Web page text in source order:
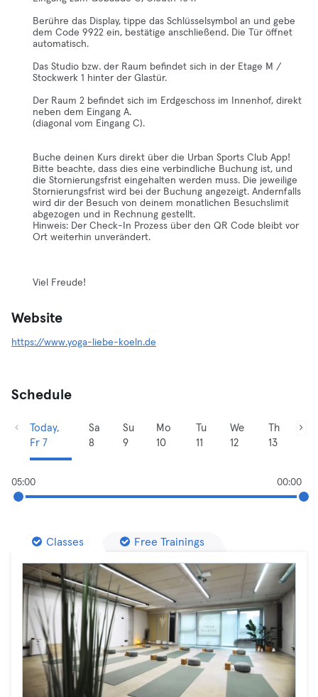
Berühre das Display, tippe das Schlüsselsymbol an und gebe
dem Code 9922 ein, bestätige anschließend. Die Tür öffnet
automatisch.
Das Studio bzw. der Raum befindet sich in der Etage M /
Stockwerk 1 hinter der Glastür.
Der Raum 2 befindet sich im Erdgeschoss im Innenhof, direkt
neben dem Eingang A.
(diagonal vom Eingang C).
Buche deinen Kurs direkt über die Urban Sports Club App!
Bitte beachte, dass dies eine verbindliche Buchung ist, und
die Stornierungsfrist eingehalten werden muss. Die jeweilige
Stornierungsfrist wird bei der Buchung angezeigt. Andernfalls
wird dir der Besuch von deinem monatlichen Besuchslimit
abgezogen und in Rechnung gestellt.
Hinweis: Der Check-In Prozess über den QR Code bleibt vor
Ort weiterhin unverändert.
Viel Freude!
Website
https://www.yoga-liebe-koeln.de
Schedule
Today,
Fr 7
Sa
8
Su
9
Mo
10
Tu
11
We
12
Th
13
05:00 00:00
Classes Free Trainings